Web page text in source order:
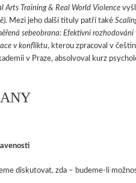
Arts Training & Real World Violence
Mezi jeho další tituly patří také
sebeobrana: Efektivní
v konfliktu, kterou zpracoval v
v Praze, absolvoval kurz
diskutovat, zda – budeme-li